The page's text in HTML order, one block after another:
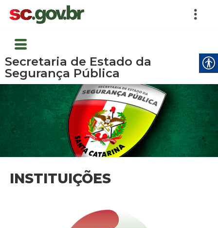
Secretaria de Estado da
Segurança Pública
INSTITUIÇÕES